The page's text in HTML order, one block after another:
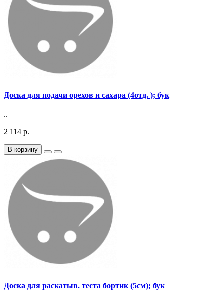
Доска для подачи орехов и сахара (4отд. ); бук
..
2 114 р.
В корзину
Доска для раскатыв. теста бортик (5см); бук